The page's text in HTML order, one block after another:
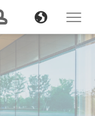
Toggle
Language
Push to Open
Heavy